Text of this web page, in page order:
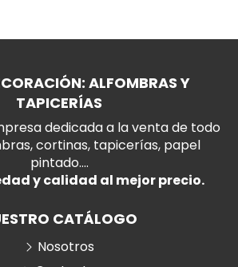
ALFOMBRAS Y
TAPICERÍAS
dedicada a la venta de todo
cortinas, tapicerías, papel
pintado....
y calidad al mejor precio.
CATÁLOGO
Nosotros